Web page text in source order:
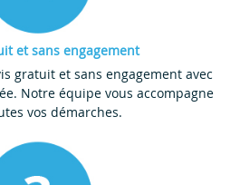
et sans engagement
gratuit et sans engagement avec
Notre équipe vous accompagne
vos démarches.